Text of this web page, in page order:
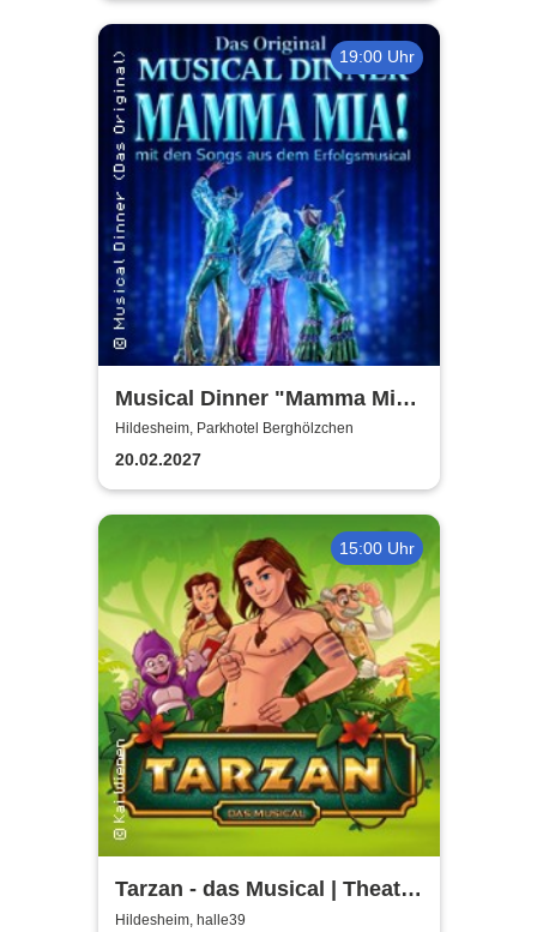
19:00 Uhr
Musical Dinner "Mamma Mia
Special"
Hildesheim, Parkhotel Berghölzchen
20.02.2027
15:00 Uhr
Tarzan - das Musical | Theater
Liberi
Hildesheim, halle39